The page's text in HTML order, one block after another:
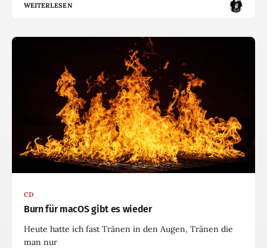
WEITERLESEN
CD
Burn für macOS gibt es wieder
Heute hatte ich fast Tränen in den Augen, Tränen die
man nur